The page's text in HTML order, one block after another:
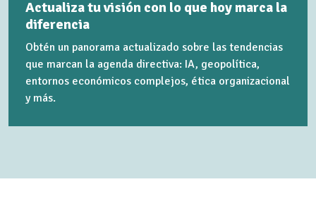
Actualiza tu visión con lo que hoy marca la
diferencia
Obtén un panorama actualizado sobre las tendencias
que marcan la agenda directiva: IA, geopolítica,
entornos económicos complejos, ética organizacional
y más.